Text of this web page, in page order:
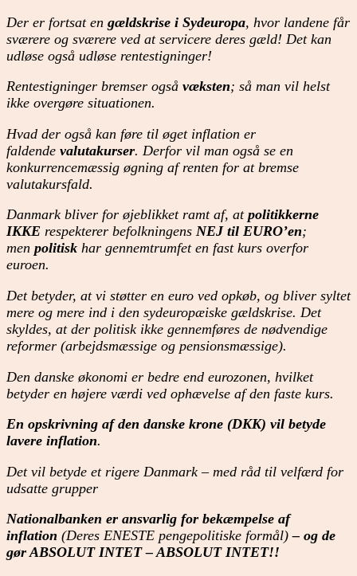
Der er fortsat en gældskrise i Sydeuropa, hvor landene får
sværere og sværere ved at servicere deres gæld! Det kan
udløse også udløse rentestigninger!
Rentestigninger bremser også væksten; så man vil helst
ikke overgøre situationen.
Hvad der også kan føre til øget inflation er
faldende valutakurser. Derfor vil man også se en
konkurrencemæssig øgning af renten for at bremse
valutakursfald.
Danmark bliver for øjeblikket ramt af, at politikkerne
IKKE respekterer befolkningens NEJ til EURO’en;
men politisk har gennemtrumfet en fast kurs overfor
euroen.
Det betyder, at vi støtter en euro ved opkøb, og bliver syltet
mere og mere ind i den sydeuropæiske gældskrise. Det
skyldes, at der politisk ikke gennemføres de nødvendige
reformer (arbejdsmæssige og pensionsmæssige).
Den danske økonomi er bedre end eurozonen, hvilket
betyder en højere værdi ved ophævelse af den faste kurs.
En opskrivning af den danske krone (DKK) vil betyde
lavere inflation.
Det vil betyde et rigere Danmark – med råd til velfærd for
udsatte grupper
Nationalbanken er ansvarlig for bekæmpelse af
inflation (Deres ENESTE pengepolitiske formål) – og de
gør ABSOLUT INTET – ABSOLUT INTET!!